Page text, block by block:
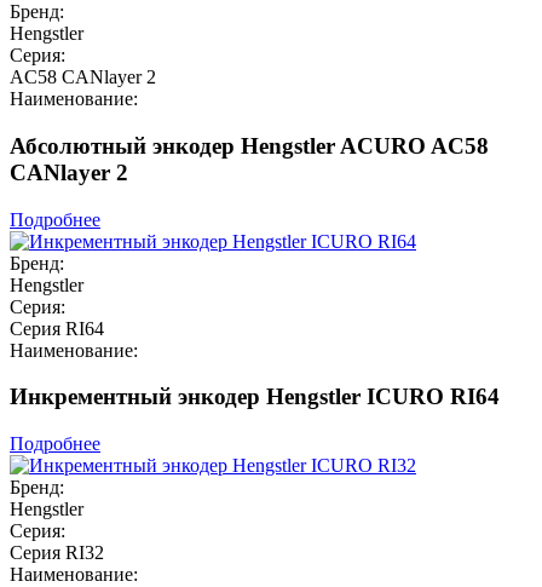
Бренд:
Hengstler
Серия:
AC58 CANlayer 2
Наименование:
Абсолютный энкодер Hengstler ACURO AC58
CANlayer 2
Подробнее
Бренд:
Hengstler
Серия:
Серия RI64
Наименование:
Инкрементный энкодер Hengstler ICURO RI64
Подробнее
Бренд:
Hengstler
Серия:
Серия RI32
Наименование: